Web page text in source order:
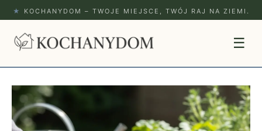
★ KOCHANYDOM – TWOJE MIEJSCE, TWÓJ RAJ NA ZIEMI.
☰